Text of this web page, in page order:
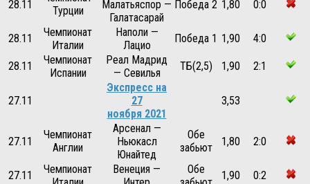
28.11
Турции
Малатьяспор —
Галатасарай
Победа 2 1,80 0:0
28.11
Чемпионат
Италии
Наполи —
Лацио
Победа 1 1,90 4:0
28.11
Чемпионат
Испании
Реал Мадрид
— Севилья
ТБ(2,5) 1,90 2:1
27.11
Экспресс на
27
ноября 2021
3,53
27.11
Чемпионат
Англии
Арсенал —
Ньюкасл
Юнайтед
Обе
забьют
1,80 2:0
27.11
Чемпионат
Венеция —
Обе
1,90 0:2